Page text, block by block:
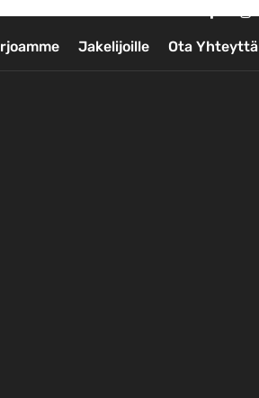
Jakelijoille Ota Yhteyttä